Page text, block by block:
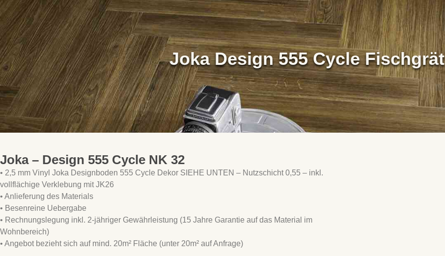
Joka Design 555 Cycle Fischgrät
Joka – Design 555 Cycle NK 32
• 2,5 mm Vinyl Joka Designboden 555 Cycle Dekor SIEHE UNTEN – Nutzschicht 0,55 – inkl.
vollflächige Verklebung mit JK26
• Anlieferung des Materials
• Besenreine Uebergabe
• Rechnungslegung inkl. 2-jähriger Gewährleistung (15 Jahre Garantie auf das Material im
Wohnbereich)
• Angebot bezieht sich auf mind. 20m² Fläche (unter 20m² auf Anfrage)